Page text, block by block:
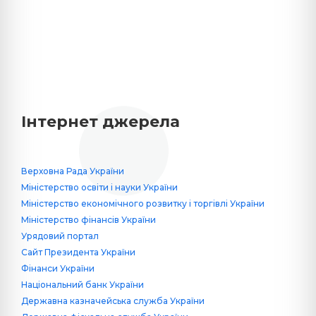
Інтернет джерела
Верховна Рада України
Міністерство освіти і науки України
Міністерство економічного розвитку і торгівлі України
Міністерство фінансів України
Урядовий портал
Сайт Президента України
Фінанси України
Національний банк України
Державна казначейська служба України